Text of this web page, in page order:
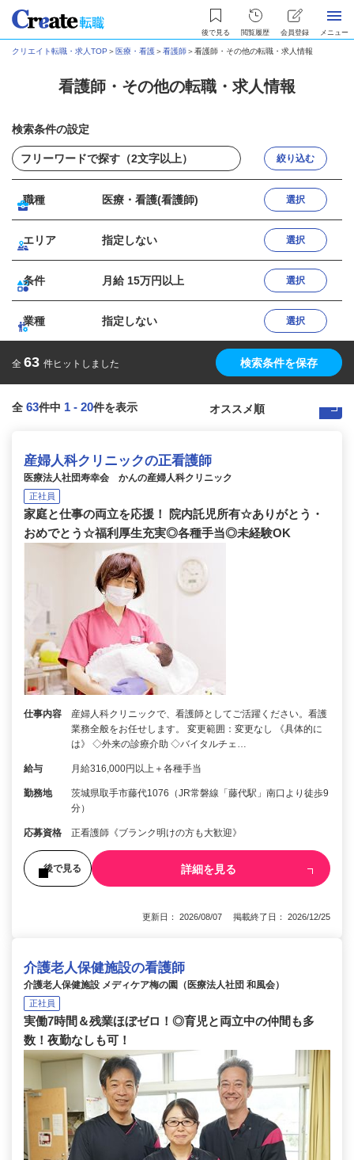
後で見る 閲覧履歴 会員登録 メニュー
クリエイト転職・求人TOP ＞ 医療・看護＞看護師＞看護師・その他の転職・求人情報
看護師・その他の転職・求人情報
検索条件の設定
絞り込む
職種 医療・看護(看護師) 選択
エリア 指定しない 選択
条件 月給 15万円以上 選択
業種 指定しない 選択
全 63 件ヒットしました 検索条件を保存
全 63件中 1 - 20件を表示
産婦人科クリニックの正看護師
医療法人社団寿幸会 かんの産婦人科クリニック
正社員
家庭と仕事の両立を応援！ 院内託児所有☆ありがとう・
おめでとう☆福利厚生充実◎各種手当◎未経験OK
仕事内容
産婦人科クリニックで、看護師としてご活躍ください。看護
業務全般をお任せします。 変更範囲：変更なし 《具体的に
は》 ◇外来の診療介助 ◇バイタルチェ…
給与 月給316,000円以上＋各種手当
勤務地
茨城県取手市藤代1076（JR常磐線「藤代駅」南口より徒歩9
分）
応募資格 正看護師《ブランク明けの方も大歓迎》
後で見る 詳細を見る
更新日： 2026/08/07 掲載終了日： 2026/12/25
介護老人保健施設の看護師
介護老人保健施設 メディケア梅の園（医療法人社団 和風会）
正社員
実働7時間＆残業ほぼゼロ！◎育児と両立中の仲間も多
数！夜勤なしも可！